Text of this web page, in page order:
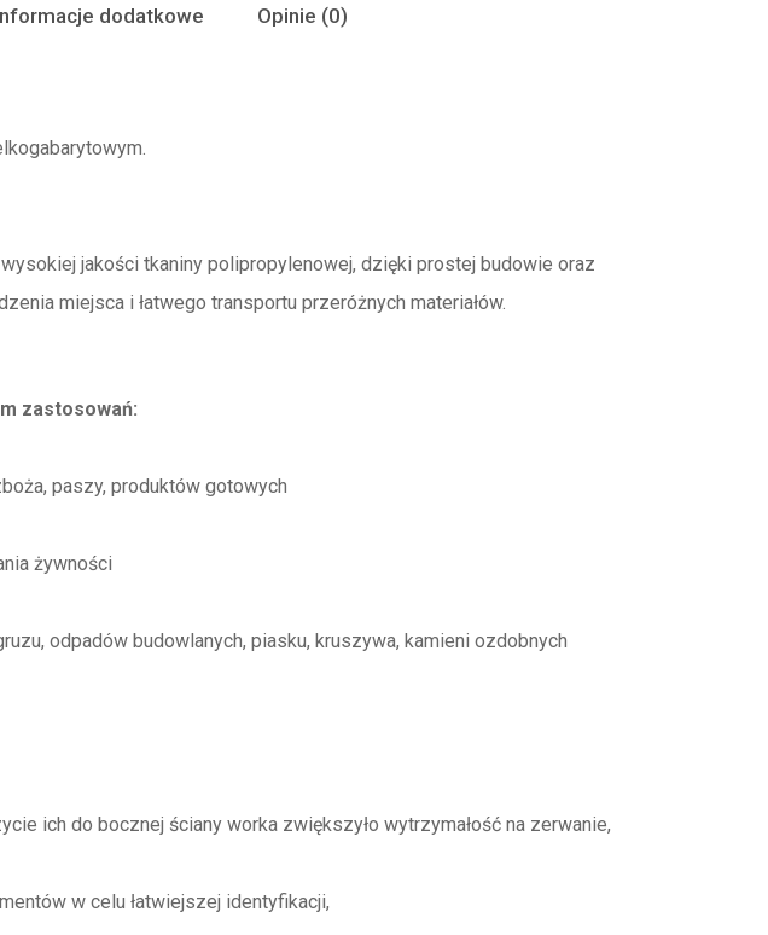
dodatkowe Opinie (0)
jakości tkaniny polipropylenowej, dzięki prostej budowie oraz
miejsca i łatwego transportu przeróżnych materiałów.
zastosowań:
paszy, produktów gotowych
żywności
odpadów budowlanych, piasku, kruszywa, kamieni ozdobnych
ich do bocznej ściany worka zwiększyło wytrzymałość na zerwanie,
w celu łatwiejszej identyfikacji,